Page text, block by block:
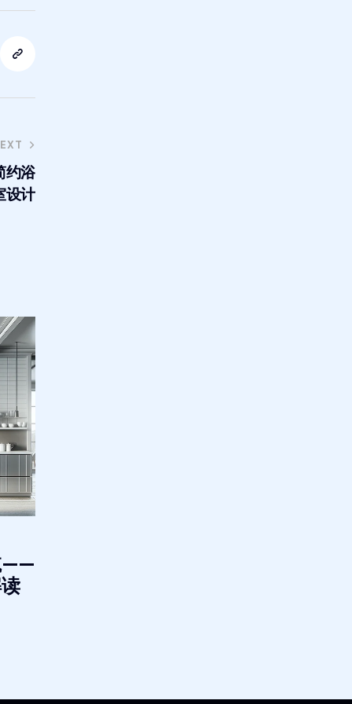
约浴
设计
——